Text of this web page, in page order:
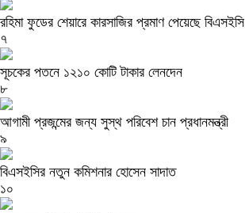
রহিমা ফুডের শেয়ারে কারসাজির প্রমাণ পেয়েছে বিএসইসি
৭
সূচকের পতনে ১২১০ কোটি টাকার লেনদেন
৮
আগামী প্রজন্মের জন্য সুস্থ পরিবেশ চান প্রধানমন্ত্রী
৯
বিএসইসির নতুন কমিশনার হোসেন সাদাত
১০